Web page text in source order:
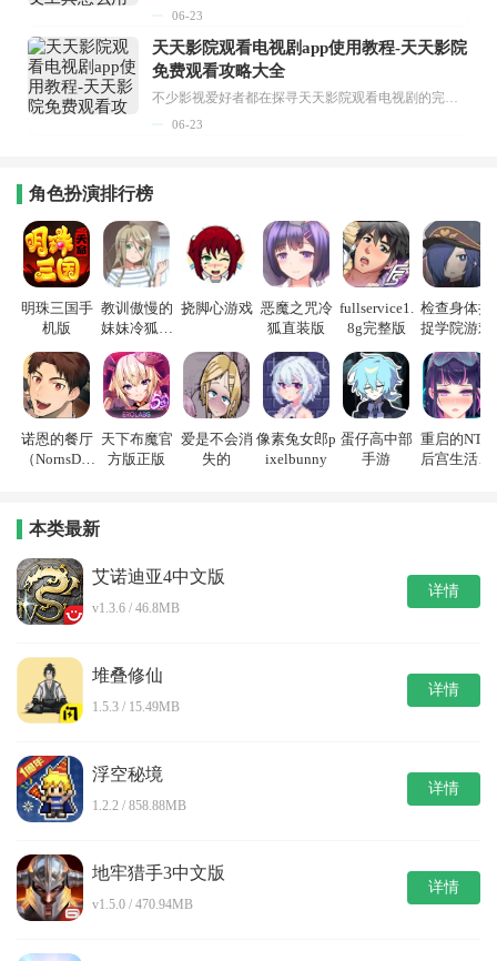
06-23
天天影院观看电视剧app使用教程-天天影院
免费观看攻略大全
不少影视爱好者都在探寻天天影院观看电视剧的完整方法，结合最新平台使用规则，本篇新手入门攻略全面讲解观看渠道、检索流程、播放设置以及画面模式调整等实用内容。全文适配手机、电脑等主流设备，步骤简洁易懂，无论是初次使用的新手，还是想要优化观影体验的用户，都能参照内容快速上手，熟练掌握平台各项操作技巧，轻松畅享影视内容。...
06-23
角色扮演排行榜
明珠三国手
机版
教训傲慢的
妹妹冷狐游
戏
挠脚心游戏 恶魔之咒冷
狐直装版
fullservice1.
8g完整版
检查身体捕
捉学院游戏
诺恩的餐厅
（NornsDin
天下布魔官
方版正版
爱是不会消
失的
像素兔女郎p
ixelbunny
蛋仔高中部
手游
重启的NTR
后宫生活游
本类最新
艾诺迪亚4中文版
v1.3.6 / 46.8MB
详情
堆叠修仙
1.5.3 / 15.49MB
详情
浮空秘境
1.2.2 / 858.88MB
详情
地牢猎手3中文版
v1.5.0 / 470.94MB
详情